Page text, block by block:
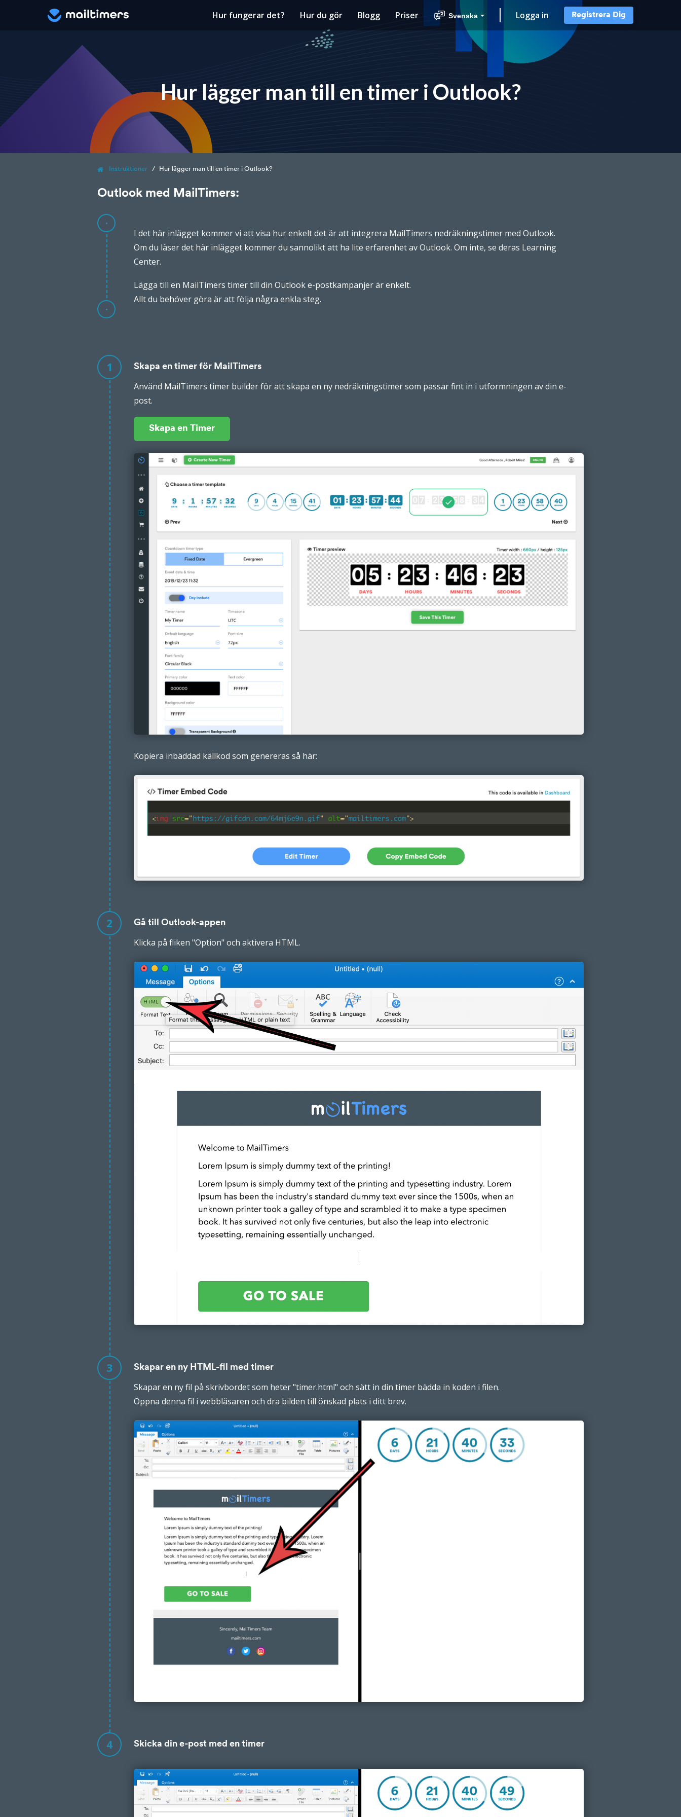
Hur fungerar det? Hur du gör Blogg Priser Svenska Logga in Registrera Dig
Hur lägger man till en timer i Outlook?
Instruktioner Hur lägger man till en timer i Outlook?
Outlook med MailTimers:
I det här inlägget kommer vi att visa hur enkelt det är att integrera MailTimers nedräkningstimer med Outlook.
Om du läser det här inlägget kommer du sannolikt att ha lite erfarenhet av Outlook. Om inte, se deras Learning
Center.
Lägga till en MailTimers timer till din Outlook e-postkampanjer är enkelt.
Allt du behöver göra är att följa några enkla steg.
1 Skapa en timer för MailTimers
Använd MailTimers timer builder för att skapa en ny nedräkningstimer som passar fint in i utformningen av din e-
post.
Skapa en Timer
Kopiera inbäddad källkod som genereras så här:
2 Gå till Outlook-appen
Klicka på fliken "Option" och aktivera HTML.
3 Skapar en ny HTML-fil med timer
Skapar en ny fil på skrivbordet som heter "timer.html" och sätt in din timer bädda in koden i filen.
Öppna denna fil i webbläsaren och dra bilden till önskad plats i ditt brev.
4 Skicka din e-post med en timer